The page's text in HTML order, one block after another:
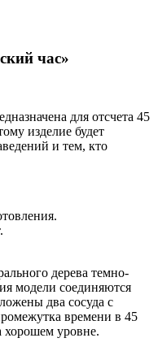
час»
для отсчета 45
изделие будет
и тем, кто
дерева темно-
модели соединяются
два сосуда с
времени в 45
хорошем уровне.